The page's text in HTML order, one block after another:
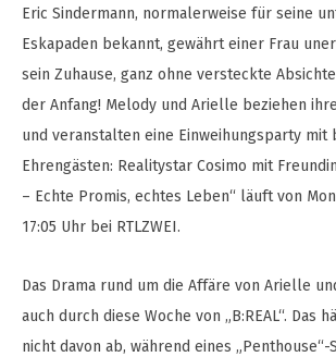
Eric Sindermann, normalerweise für seine
Eskapaden bekannt, gewährt einer Frau
sein Zuhause, ganz ohne versteckte
der Anfang! Melody und Arielle beziehen
und veranstalten eine Einweihungsparty mit
Ehrengästen: Realitystar Cosimo mit
– Echte Promis, echtes Leben“ läuft von
17:05 Uhr bei RTLZWEI.
Das Drama rund um die Affäre von Arielle
auch durch diese Woche von „B:REAL“. Das
nicht davon ab, während eines „Penthouse“-